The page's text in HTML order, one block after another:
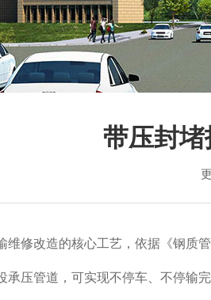
市政管网维
带压封
改造的核心工艺，依据《钢质管
承压管道，可实现不停车、不停输